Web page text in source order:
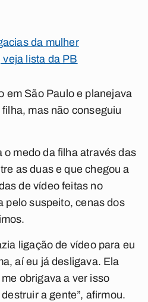
da mulher
lista da PB
em São Paulo e planejava
mas não conseguiu
o medo da filha através das
as duas e que chegou a
de vídeo feitas no
pelo suspeito, cenas dos
ligação de vídeo para eu
aí eu já desligava. Ela
obrigava a ver isso
a gente”, afirmou.